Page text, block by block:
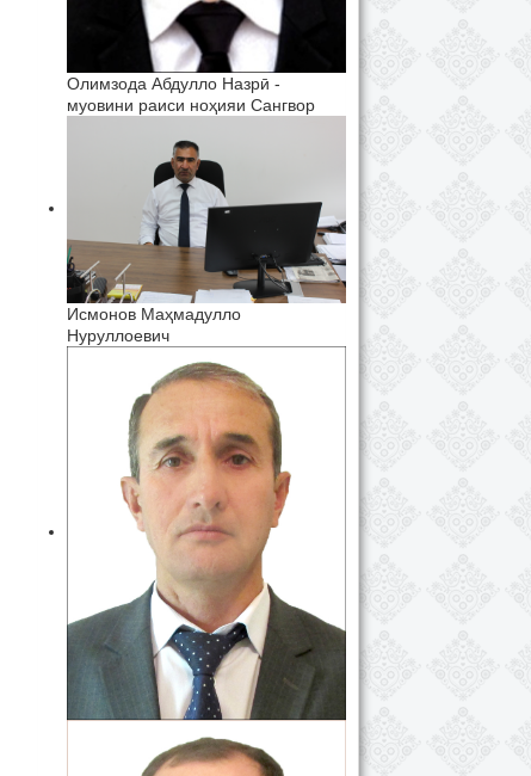
Олимзода Абдулло Назрӣ -
муовини раиси ноҳияи Сангвор
Исмонов Маҳмадулло
Нуруллоевич